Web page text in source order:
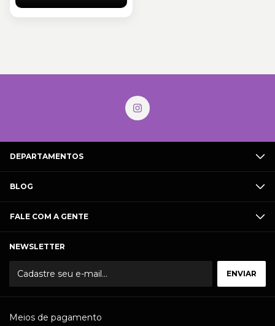
DEPARTAMENTOS
BLOG
FALE COM A GENTE
NEWSLETTER
Meios de pagamento